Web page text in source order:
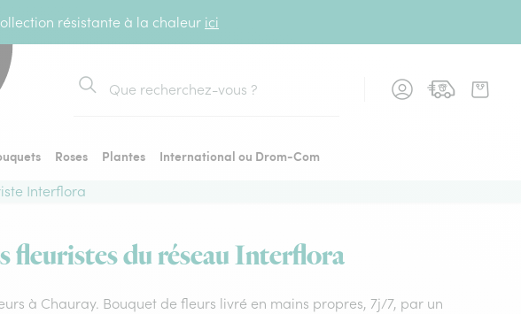
résistante à la chaleur ici
Rechercher
Roses Plantes
International ou Drom-Com
Interflora
fleuristes du réseau Interflora
à Chauray. Bouquet de fleurs livré en mains propres, 7j/7, par un